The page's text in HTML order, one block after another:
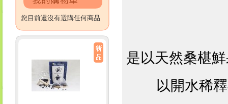
您目前還沒有選購任何商品
是以天然桑椹
以開水稀